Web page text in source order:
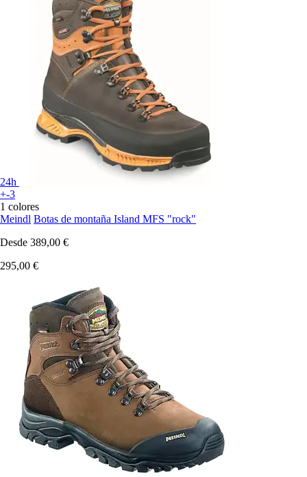
24h
+-3
1 colores
Meindl Botas de montaña Island MFS "rock"
Desde 389,00 €
295,00 €